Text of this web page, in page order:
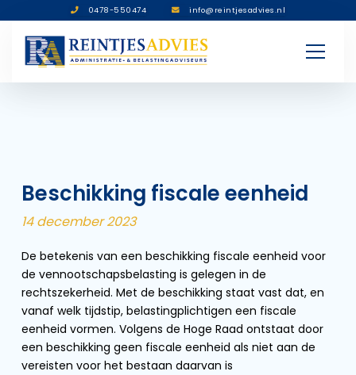
0478-550474 info@reintjesadvies.nl
Beschikking fiscale eenheid
14 december 2023
De betekenis van een beschikking fiscale eenheid voor
de vennootschapsbelasting is gelegen in de
rechtszekerheid. Met de beschikking staat vast dat, en
vanaf welk tijdstip, belastingplichtigen een fiscale
eenheid vormen. Volgens de Hoge Raad ontstaat door
een beschikking geen fiscale eenheid als niet aan de
vereisten voor het bestaan daarvan is